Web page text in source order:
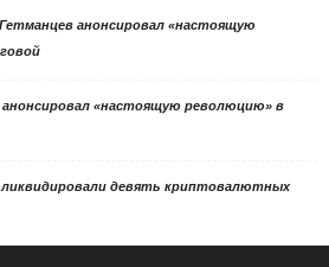
Гетманцев анонсировал «настоящую
анонсировал «настоящую революцию» в
ликвидировали девять криптовалютных